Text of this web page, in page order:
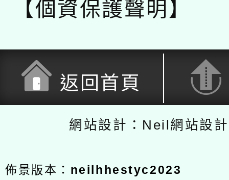
【個資保護聲明】
返回首頁
網站設計：Neil網站設
佈景版本： neilhhestyc2023